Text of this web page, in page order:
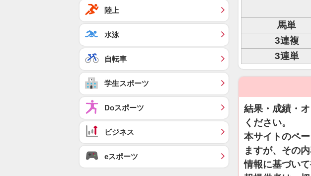
馬単
3連複
3連単
結果・成績・
ください。
本サイトのペ
ますが、その
情報に基づい
陸上
水泳
自転車
学生スポーツ
Doスポーツ
ビジネス
eスポーツ